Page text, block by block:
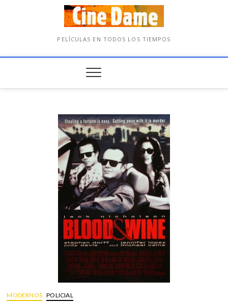
PELÍCULAS EN TODOS LOS TIEMPOS
MODERNOS POLICIAL